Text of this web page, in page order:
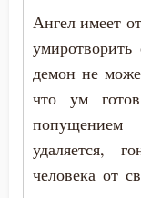
Католицизм
Клятва
Колдовство
Красота
Ангел имеет
демон не
что ум
удаляется,
человека от